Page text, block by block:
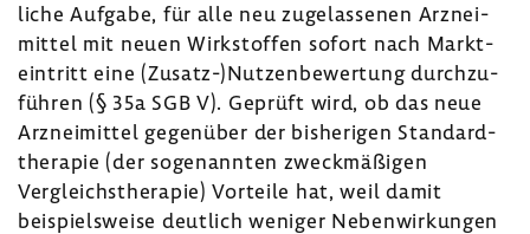
liche Aufgabe, für alle neu zuge­las­senen Arznei­
mittel mit neuen Wirk­stoffen sofort nach Markt­
ein­tritt eine (Zusatz-)Nutzen­be­wer­tung durch­zu­
führen (§ 35a SGB V). Geprüft wird, ob das neue
Arznei­mittel gegen­über der bishe­rigen Stan­dard­
the­rapie (der soge­nannten zweck­mä­ßigen
Vergleichs­the­rapie) Vorteile hat, weil damit
beispiels­weise deut­lich weniger Neben­wir­kungen